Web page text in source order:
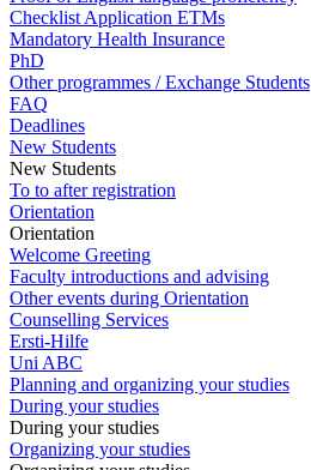
Checklist Application ETMs
Mandatory Health Insurance
PhD
Other programmes / Exchange Students
FAQ
Deadlines
New Students
New Students
To to after registration
Orientation
Orientation
Welcome Greeting
Faculty introductions and advising
Other events during Orientation
Counselling Services
Ersti-Hilfe
Uni ABC
Planning and organizing your studies
During your studies
During your studies
Organizing your studies